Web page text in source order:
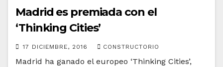
Madrid es premiada con el
‘Thinking Cities’
17 DICIEMBRE, 2016 CONSTRUCTORIO
Madrid ha ganado el europeo ‘Thinking Cities’,